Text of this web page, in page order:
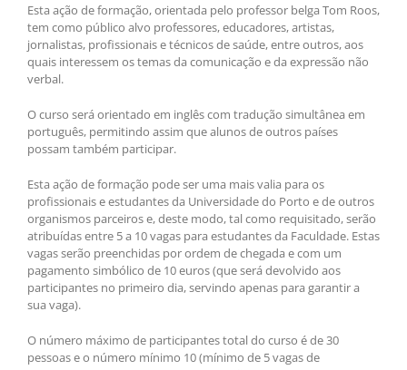
Esta ação de formação, orientada pelo professor belga Tom Roos,
tem como público alvo professores, educadores, artistas,
jornalistas, profissionais e técnicos de saúde, entre outros, aos
quais interessem os temas da comunicação e da expressão não
verbal.
O curso será orientado em inglês com tradução simultânea em
português, permitindo assim que alunos de outros países
possam também participar.
Esta ação de formação pode ser uma mais valia para os
profissionais e estudantes da Universidade do Porto e de outros
organismos parceiros e, deste modo, tal como requisitado, serão
atribuídas entre 5 a 10 vagas para estudantes da Faculdade. Estas
vagas serão preenchidas por ordem de chegada e com um
pagamento simbólico de 10 euros (que será devolvido aos
participantes no primeiro dia, servindo apenas para garantir a
sua vaga).
O número máximo de participantes total do curso é de 30
pessoas e o número mínimo 10 (mínimo de 5 vagas de